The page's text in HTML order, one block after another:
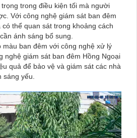
trong điều kiện tối mà người
Với công nghệ giám sát ban đêm
thể quan sát trong khoảng cách
ánh sáng bổ sung.
màu ban đêm với công nghệ xử lý
nghệ giám sát ban đêm Hồng Ngoại
quả để bảo vệ và giám sát các nhà
yếu.